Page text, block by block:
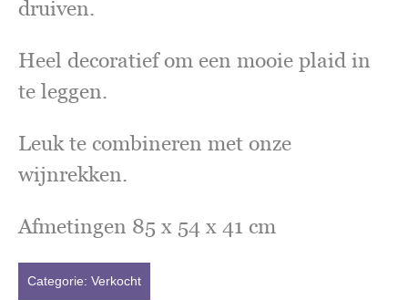
druiven.
Heel decoratief om een mooie plaid in
te leggen.
Leuk te combineren met onze
wijnrekken.
Afmetingen 85 x 54 x 41 cm
Categorie: Verkocht